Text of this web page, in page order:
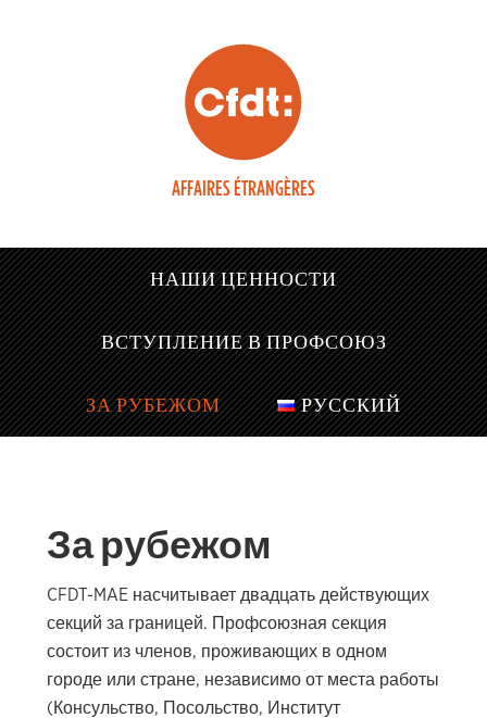
AFFAIRES ÉTRANGÈRES
НАШИ ЦЕННОСТИ
ВСТУПЛЕНИЕ В ПРОФСОЮЗ
ЗА РУБЕЖОМ РУССКИЙ
За рубежом
CFDT-MAE насчитывает двадцать действующих
секций за границей. Профсоюзная секция
состоит из членов, проживающих в одном
городе или стране, независимо от места работы
(Консульство, Посольство, Институт